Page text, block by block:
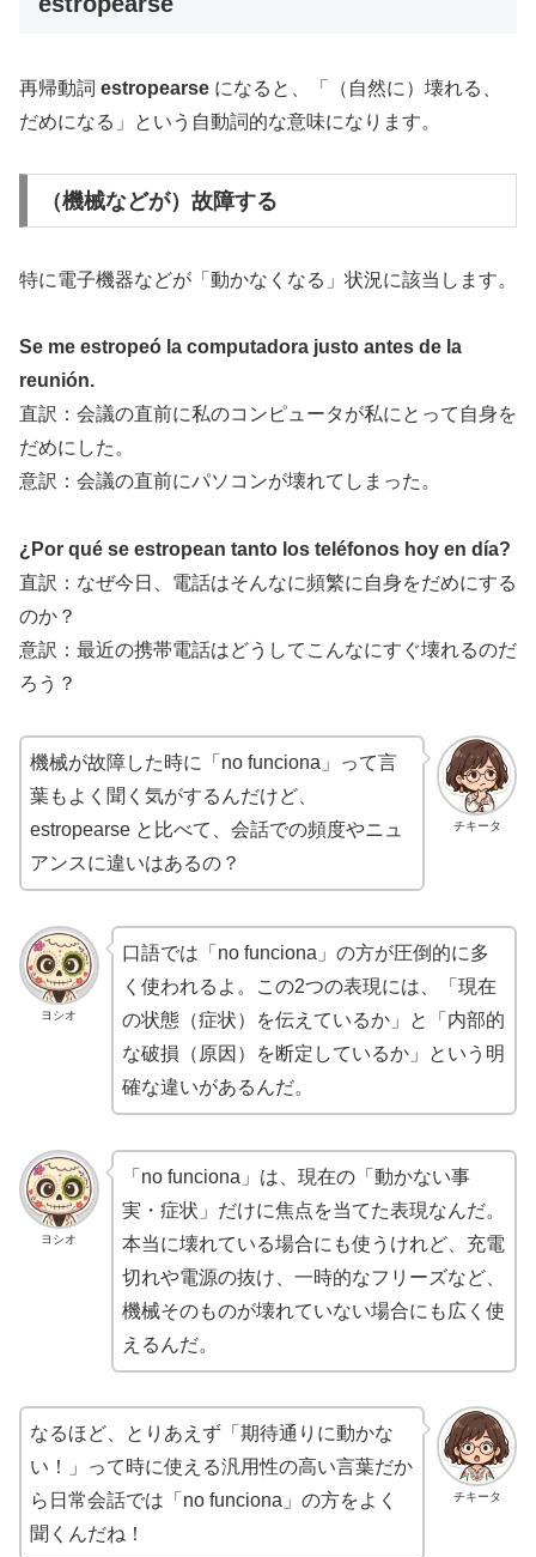
再帰動詞 estropearse になると、「（自然に）壊れる、
だめになる」という自動詞的な意味になります。
（機械などが）故障する
特に電子機器などが「動かなくなる」状況に該当します。
Se me estropeó la computadora justo antes de la
reunión.
直訳：会議の直前に私のコンピュータが私にとって自身を
だめにした。
意訳：会議の直前にパソコンが壊れてしまった。
¿Por qué se estropean tanto los teléfonos hoy en día?
直訳：なぜ今日、電話はそんなに頻繁に自身をだめにする
のか？
意訳：最近の携帯電話はどうしてこんなにすぐ壊れるのだ
ろう？
チキータ
機械が故障した時に「no funciona」って言
葉もよく聞く気がするんだけど、
estropearse と比べて、会話での頻度やニュ
アンスに違いはあるの？
ヨシオ
口語では「no funciona」の方が圧倒的に多
く使われるよ。この2つの表現には、「現在
の状態（症状）を伝えているか」と「内部的
な破損（原因）を断定しているか」という明
確な違いがあるんだ。
ヨシオ
「no funciona」は、現在の「動かない事
実・症状」だけに焦点を当てた表現なんだ。
本当に壊れている場合にも使うけれど、充電
切れや電源の抜け、一時的なフリーズなど、
機械そのものが壊れていない場合にも広く使
えるんだ。
チキータ
なるほど、とりあえず「期待通りに動かな
い！」って時に使える汎用性の高い言葉だか
ら日常会話では「no funciona」の方をよく
聞くんだね！